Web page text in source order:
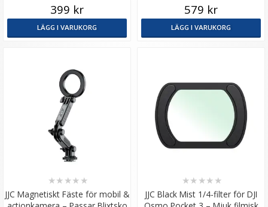
399 kr
LÄGG I VARUKORG
579 kr
LÄGG I VARUKORG
JJC Magnetiskt Fäste för mobil &
★★ ★★ ★
JJC Black Mist 1/4-filter för DJI
★★ ★★ ★